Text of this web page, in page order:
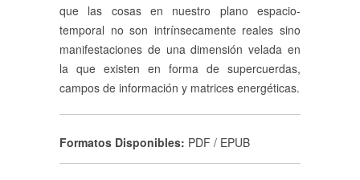
que las cosas en nuestro plano espacio-
temporal no son intrínsecamente reales sino
manifestaciones de una dimensión velada en
la que existen en forma de supercuerdas,
campos de información y matrices energéticas.
Formatos Disponibles: PDF / EPUB